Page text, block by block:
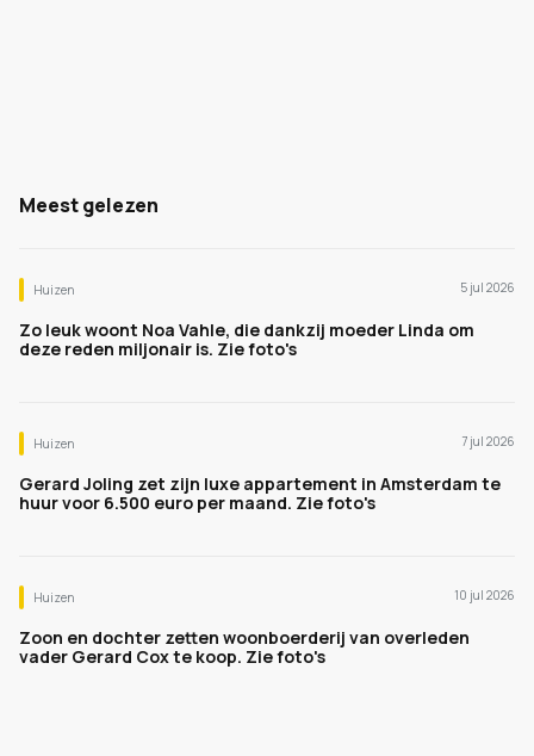
Meest gelezen
Huizen 5 jul 2026
Zo leuk woont Noa Vahle, die dankzij moeder Linda om
deze reden miljonair is. Zie foto's
Huizen 7 jul 2026
Gerard Joling zet zijn luxe appartement in Amsterdam te
huur voor 6.500 euro per maand. Zie foto's
Huizen 10 jul 2026
Zoon en dochter zetten woonboerderij van overleden
vader Gerard Cox te koop. Zie foto's